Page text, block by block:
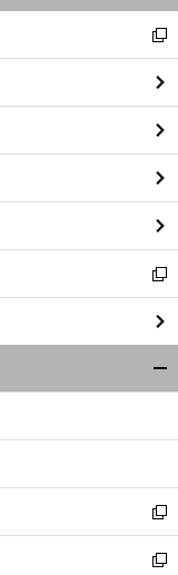
閉
る
新
し
い
ウ
ィ
ン
ド
ウ
で
開
く
新
し
い
ウ
ィ
ン
ウ
開
く
新
し
い
新